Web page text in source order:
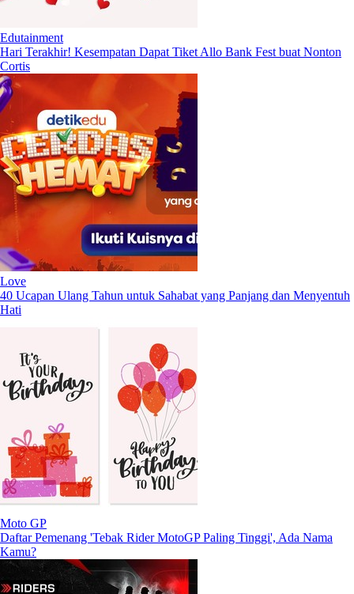
Edutainment
Hari Terakhir! Kesempatan Dapat Tiket Allo Bank Fest buat Nonton
Cortis
Love
40 Ucapan Ulang Tahun untuk Sahabat yang Panjang dan Menyentuh
Hati
Moto GP
Daftar Pemenang 'Tebak Rider MotoGP Paling Tinggi', Ada Nama
Kamu?